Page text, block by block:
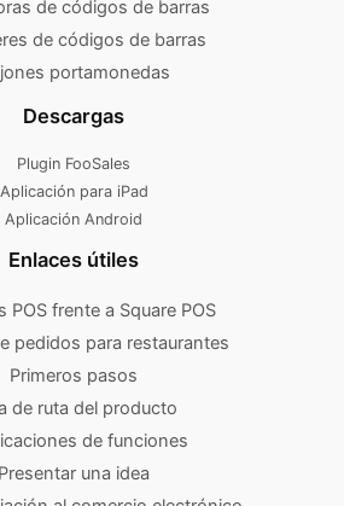
de códigos de barras
de códigos de barras
portamonedas
Descargas
Plugin FooSales
Aplicación para iPad
Aplicación Android
Enlaces útiles
POS frente a Square POS
pedidos para restaurantes
Primeros pasos
de ruta del producto
de funciones
Presentar una idea